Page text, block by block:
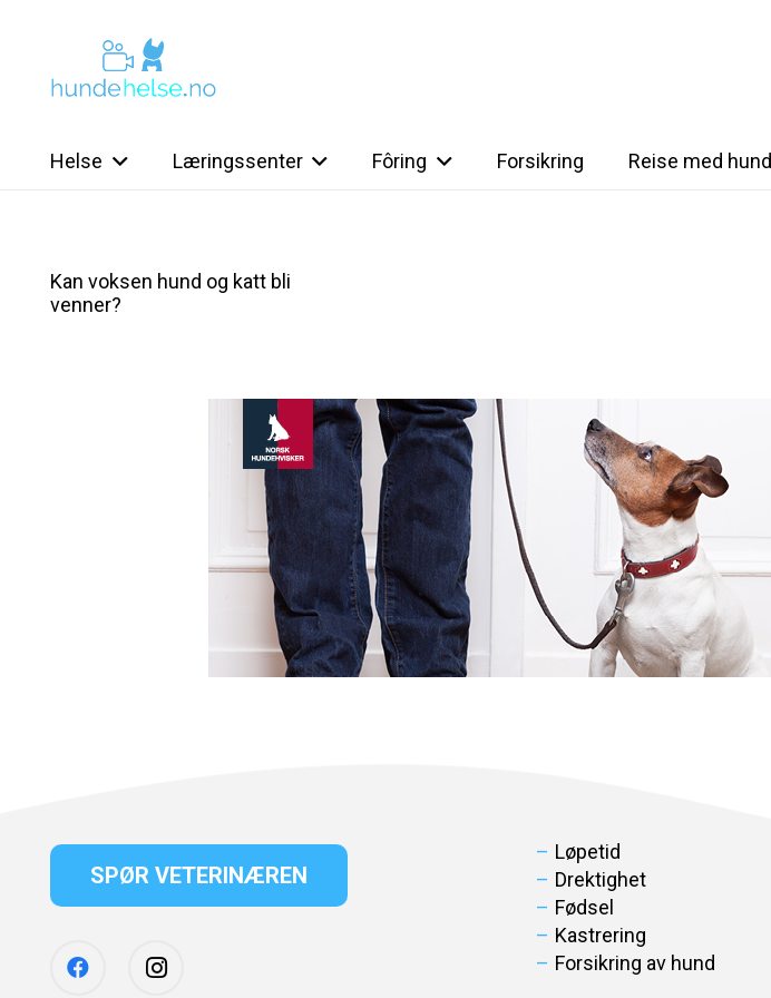
Helse Læringssenter Fôring Forsikring Reise med hund
Kan voksen hund og katt bli
venner?
SPØR VETERINÆREN
Løpetid
Drektighet
Fødsel
Kastrering
Forsikring av hund